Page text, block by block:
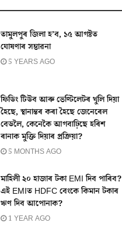
তামুলপুৰ জিলা হ’ব, ১৫ আগষ্টত
ঘোষণাৰ সম্ভাৱনা
5 YEARS AGO
ফিডিং টিউব আৰু ভেণ্টিলেটৰ খুলি দিয়া
হৈছে, স্থানান্তৰ কৰা হৈছে জেনেৰেল
বেডলৈ, কেনেকৈ আগবাঢ়িছে হৰিশ
ৰানাক মুক্তি দিয়াৰ প্ৰক্ৰিয়া?
5 MONTHS AGO
মাহিলী ২০ হাজাৰ টকা EMI দিব পাৰিব?
এই EMIত HDFC বেংকে কিমান টকাৰ
ঋণ দিব আপোনাক?
1 YEAR AGO